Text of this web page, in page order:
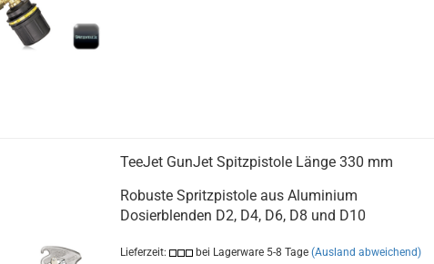
TeeJet GunJet Spitzpistole Länge 330 mm
Robuste Spritzpistole aus Aluminium
Dosierblenden D2, D4, D6, D8 und D10
Lieferzeit: bei Lagerware 5-8 Tage (Ausland abweichend)